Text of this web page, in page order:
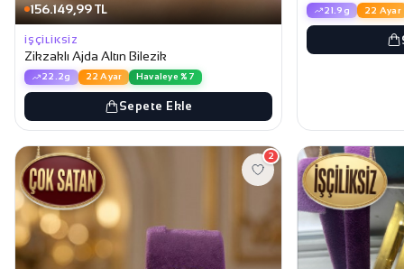
156.149,99 TL
İŞÇILIKSIZ
Zikzaklı Ajda Altın Bilezik
22.2g 22 Ayar Havaleye %7
Sepete Ekle
21.9g 22 Ayar
2